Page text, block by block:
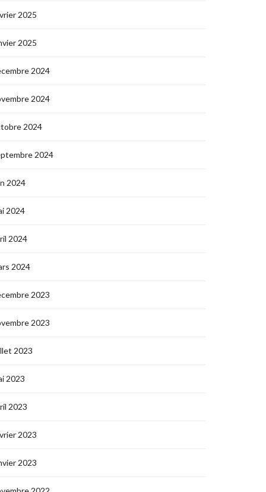
2025
2025
2024
2024
2024
2024
2024
2024
2024
2024
2023
2023
2023
2023
2023
2023
2023